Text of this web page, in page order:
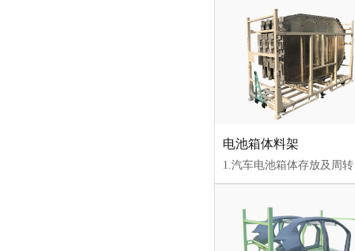
电池箱体料架